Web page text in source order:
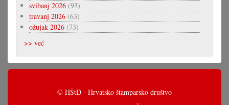
svibanj 2026 (93)
travanj 2026 (63)
ožujak 2026 (73)
>> već
© HŠtD - Hrvatsko štamparsko društvo